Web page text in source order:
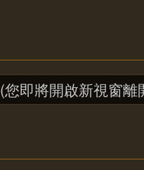
(您即將開啟新視窗離